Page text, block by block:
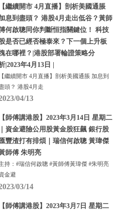
【繼續開市 4月直播】剖析美國通脹
息到盡頭？ 港股4月走出低谷？黃師
何啟聰同你判斷恒指關鍵位！ 科技
是否已經否極泰來？下一個上升板
在哪裡？|港股部署輪證策略分
|2023年4月13日 |
【繼續開市 4月直播】剖析美國通脹 加息到
頭？ 港股4月走
04/13
【師傅講港股】2023年3月14日 星期二
｜資金避險公用股黃金股狂飆 銀行股
匯豐渣打有排煩｜瑞信何啟聰 黃瑋傑
師傅 朱明亮
持：#瑞信何啟聰 #黃師傅黃瑋傑 #朱明亮
金避
03/14
【師傅講港股】2023年3月7日 星期二